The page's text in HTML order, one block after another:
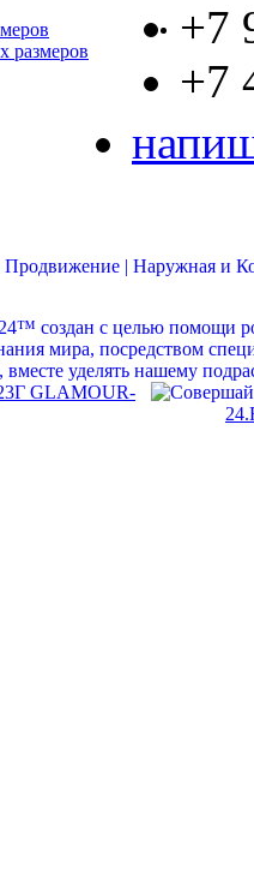
размеров
+7
+7
GLAMOUR-